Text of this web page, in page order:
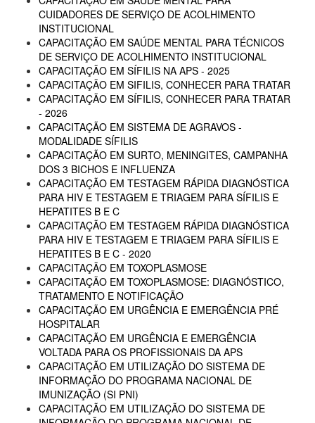
CUIDADORES DE SERVIÇO DE ACOLHIMENTO
INSTITUCIONAL
CAPACITAÇÃO EM SAÚDE MENTAL PARA TÉCNICOS
DE SERVIÇO DE ACOLHIMENTO INSTITUCIONAL
CAPACITAÇÃO EM SÍFILIS NA APS - 2025
CAPACITAÇÃO EM SIFILIS, CONHECER PARA TRATAR
CAPACITAÇÃO EM SÍFILIS, CONHECER PARA TRATAR
- 2026
CAPACITAÇÃO EM SISTEMA DE AGRAVOS -
MODALIDADE SÍFILIS
CAPACITAÇÃO EM SURTO, MENINGITES, CAMPANHA
DOS 3 BICHOS E INFLUENZA
CAPACITAÇÃO EM TESTAGEM RÁPIDA DIAGNÓSTICA
PARA HIV E TESTAGEM E TRIAGEM PARA SÍFILIS E
HEPATITES B E C
CAPACITAÇÃO EM TESTAGEM RÁPIDA DIAGNÓSTICA
PARA HIV E TESTAGEM E TRIAGEM PARA SÍFILIS E
HEPATITES B E C - 2020
CAPACITAÇÃO EM TOXOPLASMOSE
CAPACITAÇÃO EM TOXOPLASMOSE: DIAGNÓSTICO,
TRATAMENTO E NOTIFICAÇÃO
CAPACITAÇÃO EM URGÊNCIA E EMERGÊNCIA PRÉ
HOSPITALAR
CAPACITAÇÃO EM URGÊNCIA E EMERGÊNCIA
VOLTADA PARA OS PROFISSIONAIS DA APS
CAPACITAÇÃO EM UTILIZAÇÃO DO SISTEMA DE
INFORMAÇÃO DO PROGRAMA NACIONAL DE
IMUNIZAÇÃO (SI PNI)
CAPACITAÇÃO EM UTILIZAÇÃO DO SISTEMA DE